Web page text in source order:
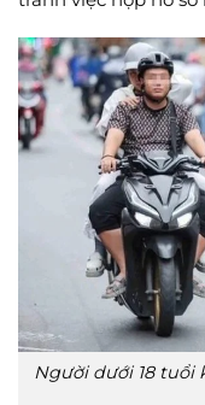
Người dưới 18 tuổi